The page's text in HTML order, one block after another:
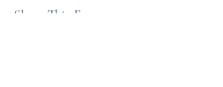
Share This Event